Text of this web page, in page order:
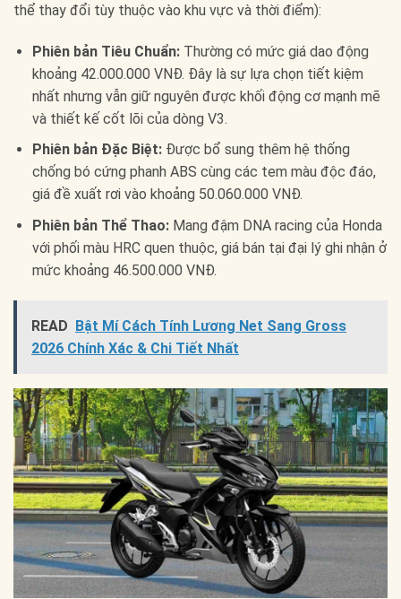
thể thay đổi tùy thuộc vào khu vực và thời điểm):
Phiên bản Tiêu Chuẩn:Thường có mức giá dao động
khoảng 42.000.000 VNĐ. Đây là sự lựa chọn tiết kiệm
nhất nhưng vẫn giữ nguyên được khối động cơ mạnh mẽ
và thiết kế cốt lõi của dòng V3.
Phiên bản Đặc Biệt:Được bổ sung thêm hệ thống
chống bó cứng phanh ABS cùng các tem màu độc đáo,
giá đề xuất rơi vào khoảng 50.060.000 VNĐ.
Phiên bản Thể Thao:Mang đậm DNA racing của Honda
với phối màu HRC quen thuộc, giá bán tại đại lý ghi nhận ở
mức khoảng 46.500.000 VNĐ.
READ Bật Mí Cách Tính Lương Net Sang Gross
2026 Chính Xác & Chi Tiết Nhất